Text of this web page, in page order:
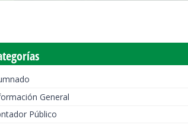
General
Público